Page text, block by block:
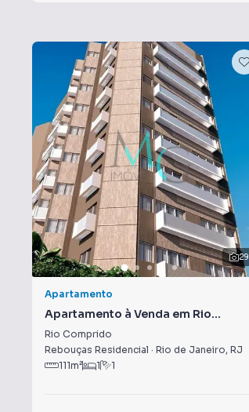
29
Apartamento
Apartamento à Venda em Rio
Comprido
Rio Comprido
Rebouças Residencial · Rio de Janeiro, RJ
111m² 1 1